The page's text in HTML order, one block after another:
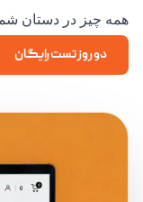
همه چیز در دستان
دو روز تست رایگان